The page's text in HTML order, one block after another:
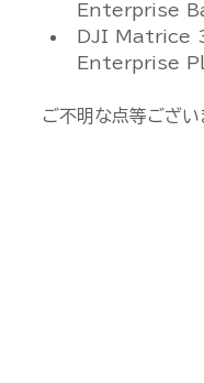
Enterprise
DJI Matrice
Enterprise
ご不明な点等ござい